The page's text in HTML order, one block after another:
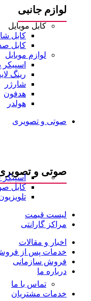
لوازم جانبی
کابل موبایل
کابل
کابل
لوازم موبایل
اسپیکر
رینگ
شارژر
هدفون
هولدر
صوتی و تصویری
صوتی و
کابل
لیست قیمت
مراکز گارانتی
اخبار و مقالات
خدمات پس از
فروش سازمانی
درباره ما
تماس با ما
خدمات مشتریان